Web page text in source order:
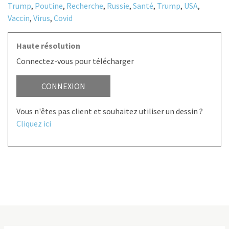
Trump, Poutine, Recherche, Russie, Santé, Trump, USA,
Vaccin, Virus, Covid
Haute résolution
Connectez-vous pour télécharger
CONNEXION
Vous n'êtes pas client et souhaitez utiliser un dessin ?
Cliquez ici